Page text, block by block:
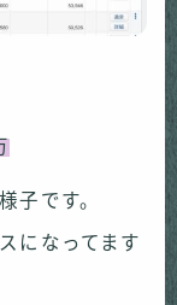
子です。
になってます